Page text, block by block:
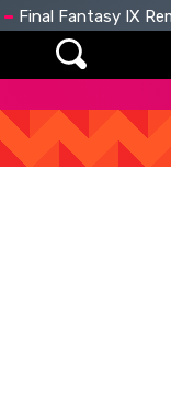
Final Fantasy IX